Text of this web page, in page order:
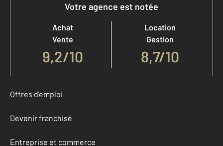
Votre agence est notée
Achat
Vente
9,2/10
Location
Gestion
8,7/10
Offres d'emploi
Devenir franchisé
Entreprise et commerce